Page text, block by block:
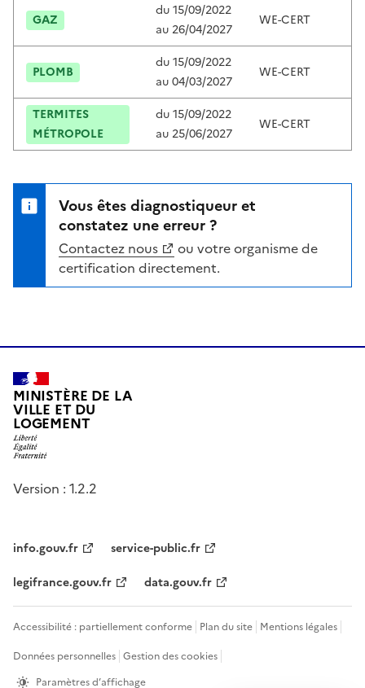
GAZ
du15/09/2022
au 26/04/2027
WE-CERT
PLOMB
du15/09/2022
au04/03/2027
WE-CERT
TERMITES
MÉTROPOLE
du15/09/2022
au 25/06/2027
WE-CERT
Vous êtes diagnostiqueur et
constatez une erreur ?
Contactez nous
ou votre organisme de
certification directement.
MINISTÈRE DE LA
VILLE ET DU
LOGEMENT
Version : 1.2.2
info.gouv.fr
service-public.fr
legifrance.gouv.fr
data.gouv.fr
Accessibilité : partiellement conforme Plan du site Mentions légales
Données personnelles Gestion des cookies
Paramètres d’affichage